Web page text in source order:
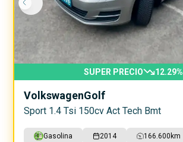
SUPER PRECIO 12.29%
VolkswagenGolf
Sport 1.4 Tsi 150cv Act Tech Bmt
Gasolina 2014 166.600 km